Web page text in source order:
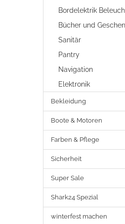
Bordelektrik
Bücher und
Sanitär
Pantry
Navigation
Elektronik
Bekleidung
Boote & Motoren
Farben & Pflege
Sicherheit
Super Sale
Shark24 Spezial
winterfest machen